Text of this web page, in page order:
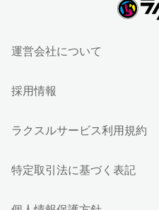
運営会社について
採用情報
ラクスルサービス利用規約
特定取引法に基づく表記